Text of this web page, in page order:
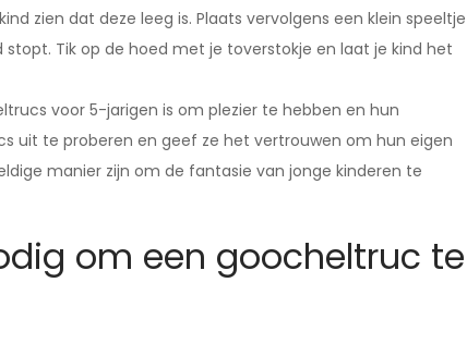
zien dat deze leeg is. Plaats vervolgens een klein speeltje
Tik op de hoed met je toverstokje en laat je kind het
voor 5-jarigen is om plezier te hebben en hun
uit te proberen en geef ze het vertrouwen om hun eigen
manier zijn om de fantasie van jonge kinderen te
om een goocheltruc te